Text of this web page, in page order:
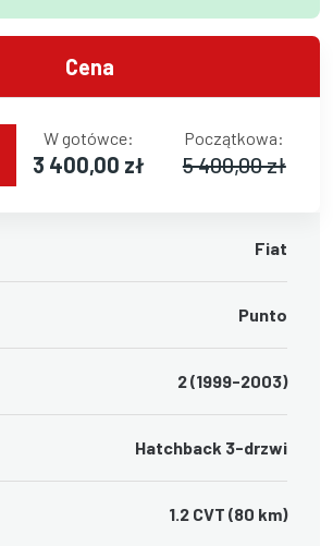
Cena
W gotówce:
3 400,00 zł
Początkowa:
5 400,00 zł
Fiat
Punto
2 (1999-2003)
Hatchback 3-drzwi
1.2 CVT (80 km)